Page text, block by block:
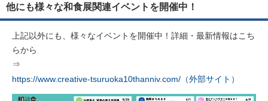
他にも様々な和食展関連イベントを開催中！
上記以外にも、様々なイベントを開催中！詳細・最新情報はこち
らから
⇒
https://www.creative-tsuruoka10thanniv.com/（外部サイト）